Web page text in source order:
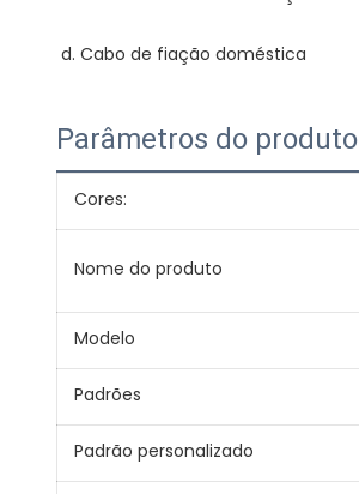
Parâmetros do produto
Cores:
Nome do produto
Modelo
Padrões
Padrão personalizado